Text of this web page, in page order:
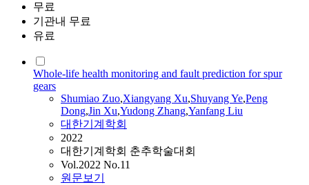
무료
기관내 무료
유료
Whole-life health monitoring and fault prediction for spur
gears
Shumiao Zuo,Xiangyang Xu,Shuyang Ye,Peng
Dong,Jin Xu,Yudong Zhang,Yanfang Liu
대한기계학회
2022
대한기계학회 춘추학술대회
Vol.2022 No.11
원문보기